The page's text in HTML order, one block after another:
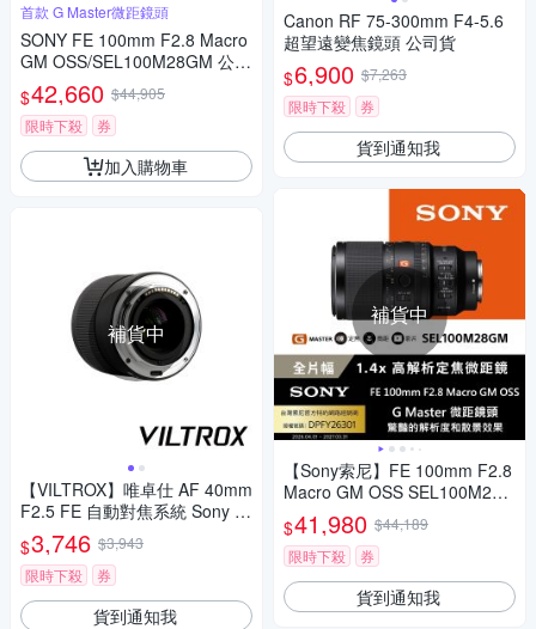
首款 G Master微距鏡頭
SONY FE 100mm F2.8 Macro
GM OSS/SEL100M28GM 公司
$42,660 $44,905
限時下殺
券
加入購物車
補貨中
【VILTROX】唯卓仕 AF 40mm
F2.5 FE 自動對焦系統 Sony E
接環 公司貨
$3,746 $3,943
限時下殺
券
貨到通知我
Canon RF 75-300mm F4-5.6
超望遠變焦鏡頭 公司貨
$6,900 $7,263
限時下殺
券
貨到通知我
補貨中
【Sony索尼】FE 100mm F2.8
Macro GM OSS SEL100M28G
M G Master 高解析定焦微距鏡
(公司貨 保固24個月)
$41,980 $44,189
限時下殺
券
貨到通知我